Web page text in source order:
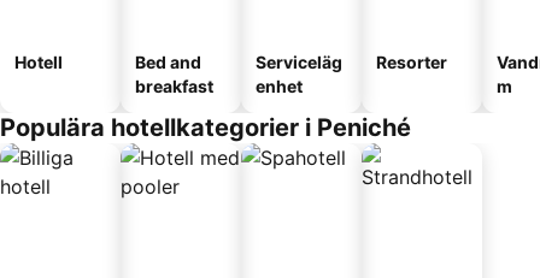
Hotell
Bed and
breakfast
Serviceläg
enhet
Resorter
m
Populära hotellkategorier i Peniché